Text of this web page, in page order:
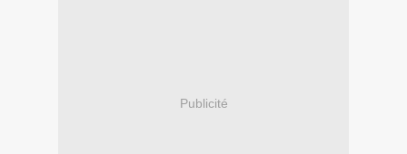
Publicité